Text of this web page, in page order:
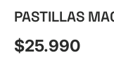
PASTILLAS
Precio normal
$25.990